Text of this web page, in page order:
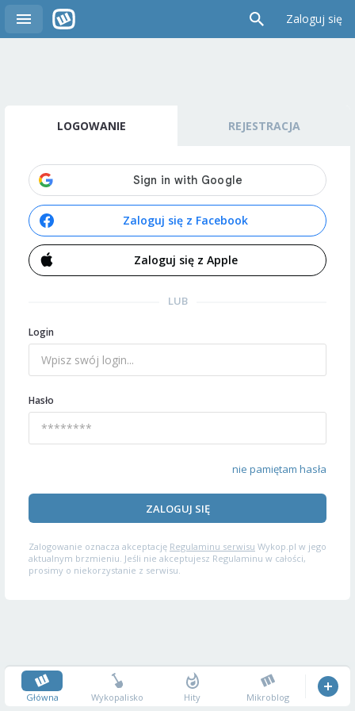
Zaloguj się
LOGOWANIE REJESTRACJA
Zaloguj się z Facebook
Zaloguj się z Apple
LUB
Login
Hasło
nie pamiętam hasła
ZALOGUJ SIĘ
Zalogowanie oznacza akceptację Regulaminu serwisu Wykop.pl w jego
aktualnym brzmieniu. Jeśli nie akceptujesz Regulaminu w całości,
prosimy o niekorzystanie z serwisu.
Główna Wykopalisko Hity Mikroblog